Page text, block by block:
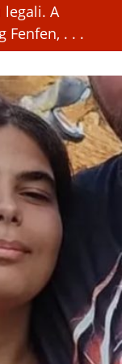
A
Fenfen, . . .